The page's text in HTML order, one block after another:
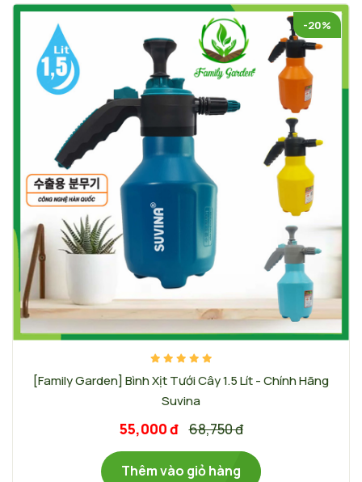
-20%
[Family Garden] Bình Xịt Tưới Cây 1.5 Lít - Chính Hãng
Suvina
55,000 đ 68,750 đ
Thêm vào giỏ hàng